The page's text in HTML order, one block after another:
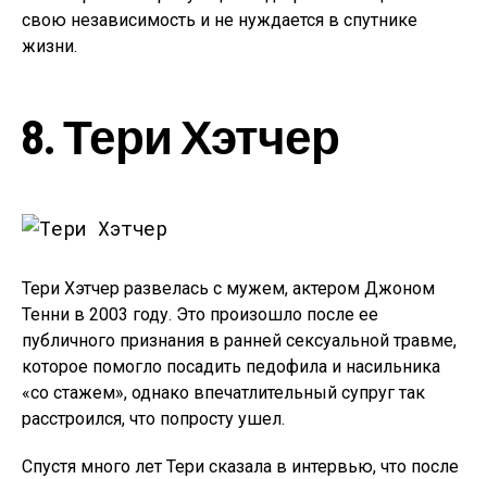
свою независимость и не нуждается в спутнике
жизни.
8. Тери Хэтчер
Тери Хэтчер развелась с мужем, актером Джоном
Тенни в 2003 году. Это произошло после ее
публичного признания в ранней сексуальной травме,
которое помогло посадить педофила и насильника
«со стажем», однако впечатлительный супруг так
расстроился, что попросту ушел.
Спустя много лет Тери сказала в интервью, что после